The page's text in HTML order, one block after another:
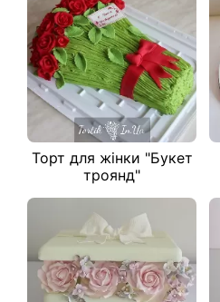
Торт для жінки "Букет
троянд"